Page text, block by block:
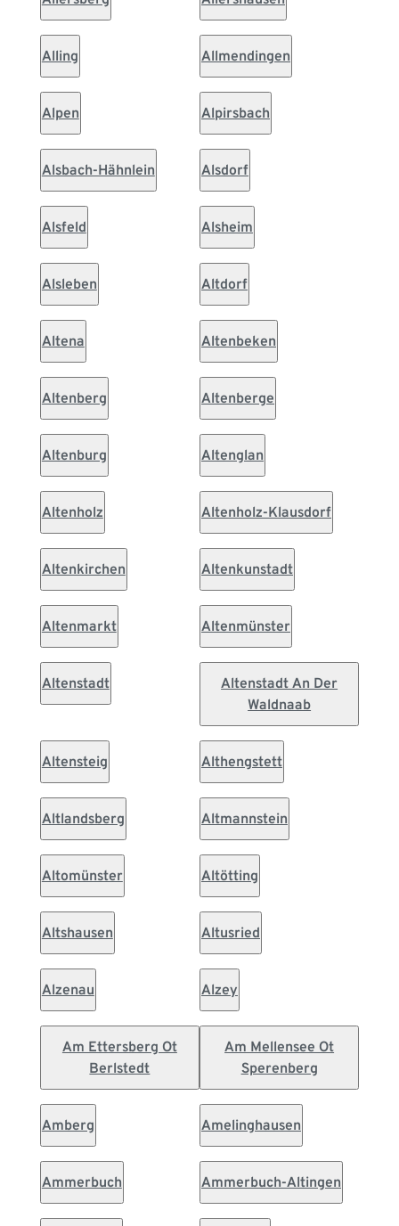
Alling Allmendingen
Alpen Alpirsbach
Alsbach-Hähnlein Alsdorf
Alsfeld Alsheim
Alsleben Altdorf
Altena Altenbeken
Altenberg Altenberge
Altenburg Altenglan
Altenholz Altenholz-Klausdorf
Altenkirchen Altenkunstadt
Altenmarkt Altenmünster
Altenstadt
Altenstadt An Der
Waldnaab
Altensteig Althengstett
Altlandsberg Altmannstein
Altomünster Altötting
Altshausen Altusried
Alzenau Alzey
Am Ettersberg Ot
Berlstedt
Am Mellensee Ot
Sperenberg
Amberg Amelinghausen
Ammerbuch Ammerbuch-Altingen